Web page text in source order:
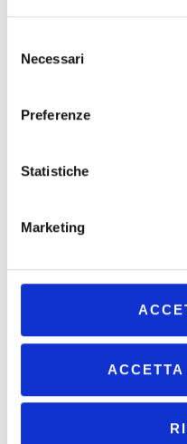
delNecessari
Preferenze
Statistiche
Marketing
condominio) per ottenere i
Il condominio eccepiva
giustificato dalla
secondo il condominio,
subordinatamente al
La decisione del